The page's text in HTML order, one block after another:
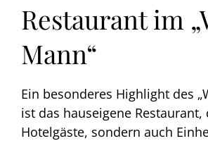
Restaurant im
Mann“
Ein besonderes Highlight des
ist das hauseigene
Hotelgäste, sondern auch